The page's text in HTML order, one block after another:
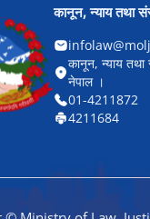
कानून, न्याय तथा
कानून, न्याय तथा
नेपाल ।
01-4211872
4211684